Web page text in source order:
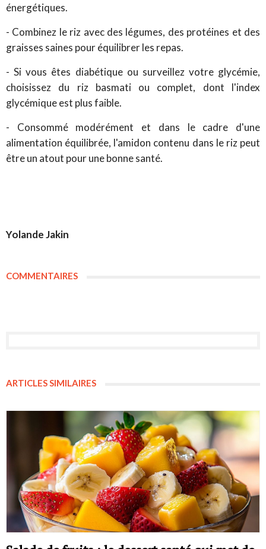
énergétiques.
- Combinez le riz avec des légumes, des protéines et des
graisses saines pour équilibrer les repas.
- Si vous êtes diabétique ou surveillez votre glycémie,
choisissez du riz basmati ou complet, dont l'index
glycémique est plus faible.
- Consommé modérément et dans le cadre d'une
alimentation équilibrée, l'amidon contenu dans le riz peut
être un atout pour une bonne santé.
Yolande Jakin
COMMENTAIRES
ARTICLES SIMILAIRES